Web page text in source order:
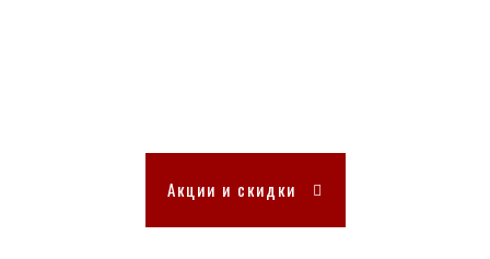
Акции и скидки